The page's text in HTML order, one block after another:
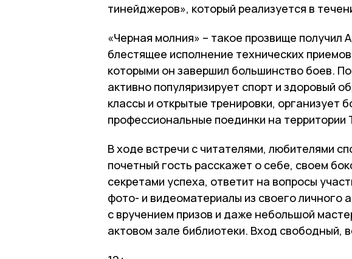
тинейджеров», который реализуется в
«Черная молния» – такое прозвище получил
блестящее исполнение технических
которыми он завершил большинство боев.
активно популяризирует спорт и здоровый
классы и открытые тренировки, организует
профессиональные поединки на территории
В ходе встречи с читателями, любителями
почетный гость расскажет о себе, своем
секретами успеха, ответит на вопросы
фото- и видеоматериалы из своего личного
с вручением призов и даже небольшой
актовом зале библиотеки. Вход свободный,